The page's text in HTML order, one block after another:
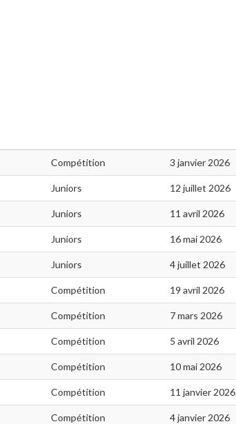
Compétition 3 janvier 2026
Juniors 12 juillet 2026
Juniors 11 avril 2026
Juniors 16 mai 2026
Juniors 4 juillet 2026
Compétition 19 avril 2026
Compétition 7 mars 2026
Compétition 5 avril 2026
Compétition 10 mai 2026
Compétition 11 janvier 2026
Compétition 4 janvier 2026